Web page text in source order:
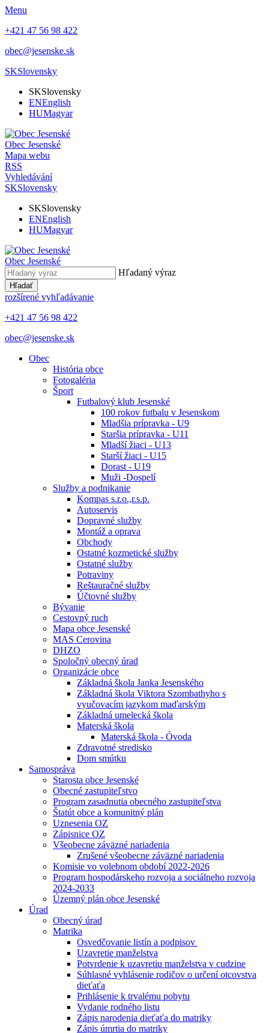
Menu
+421 47 56 98 422
obec@jesenske.sk
SKSlovensky
SKSlovensky
ENEnglish
HUMagyar
Obec Jesenské
Mapa webu
RSS
Vyhledávání
SKSlovensky
SKSlovensky
ENEnglish
HUMagyar
Obec Jesenské
Hľadaný výraz
Hľadať
rozšírené vyhľadávanie
+421 47 56 98 422
obec@jesenske.sk
Obec
História obce
Fotogaléria
Šport
Futbalový klub Jesenské
100 rokov futbalu v Jesenskom
Mladšia prípravka - U9
Staršia prípravka - U11
Mladší žiaci - U13
Starší žiaci - U15
Dorast - U19
Muži -Dospelí
Služby a podnikanie
Kompas s.r.o.,r.s.p.
Autoservis
Dopravné služby
Montáž a oprava
Obchody
Ostatné kozmetické služby
Ostatné služby
Potraviny
Reštauračné služby
Účtovné služby
Bývanie
Cestovný ruch
Mapa obce Jesenské
MAS Cerovina
DHZO
Spoločný obecný úrad
Organizácie obce
Základná škola Janka Jesenského
Základná škola Viktora Szombathyho s
vyučovacím jazykom maďarským
Základná umelecká škola
Materská škola
Materská škola - Óvoda
Zdravotné stredisko
Dom smútku
Samospráva
Starosta obce Jesenské
Obecné zastupiteľstvo
Program zasadnutia obecného zastupiteľstva
Štatút obce a komunitný plán
Uznesenia OZ
Zápisnice OZ
Všeobecne záväzné nariadenia
Zrušené všeobecne záväzné nariadenia
Komisie vo volebnom období 2022-2026
Program hospodárskeho rozvoja a sociálneho rozvoja
2024-2033
Územný plán obce Jesenské
Úrad
Obecný úrad
Matrika
Osvedčovanie listín a podpisov
Uzavretie manželstva
Potvrdenie k uzavretiu manželstva v cudzine
Súhlasné vyhlásenie rodičov o určení otcovstva
dieťaťa
Prihlásenie k trvalému pobytu
Vydanie rodného listu
Zápis narodenia dieťaťa do matriky
Zápis úmrtia do matriky